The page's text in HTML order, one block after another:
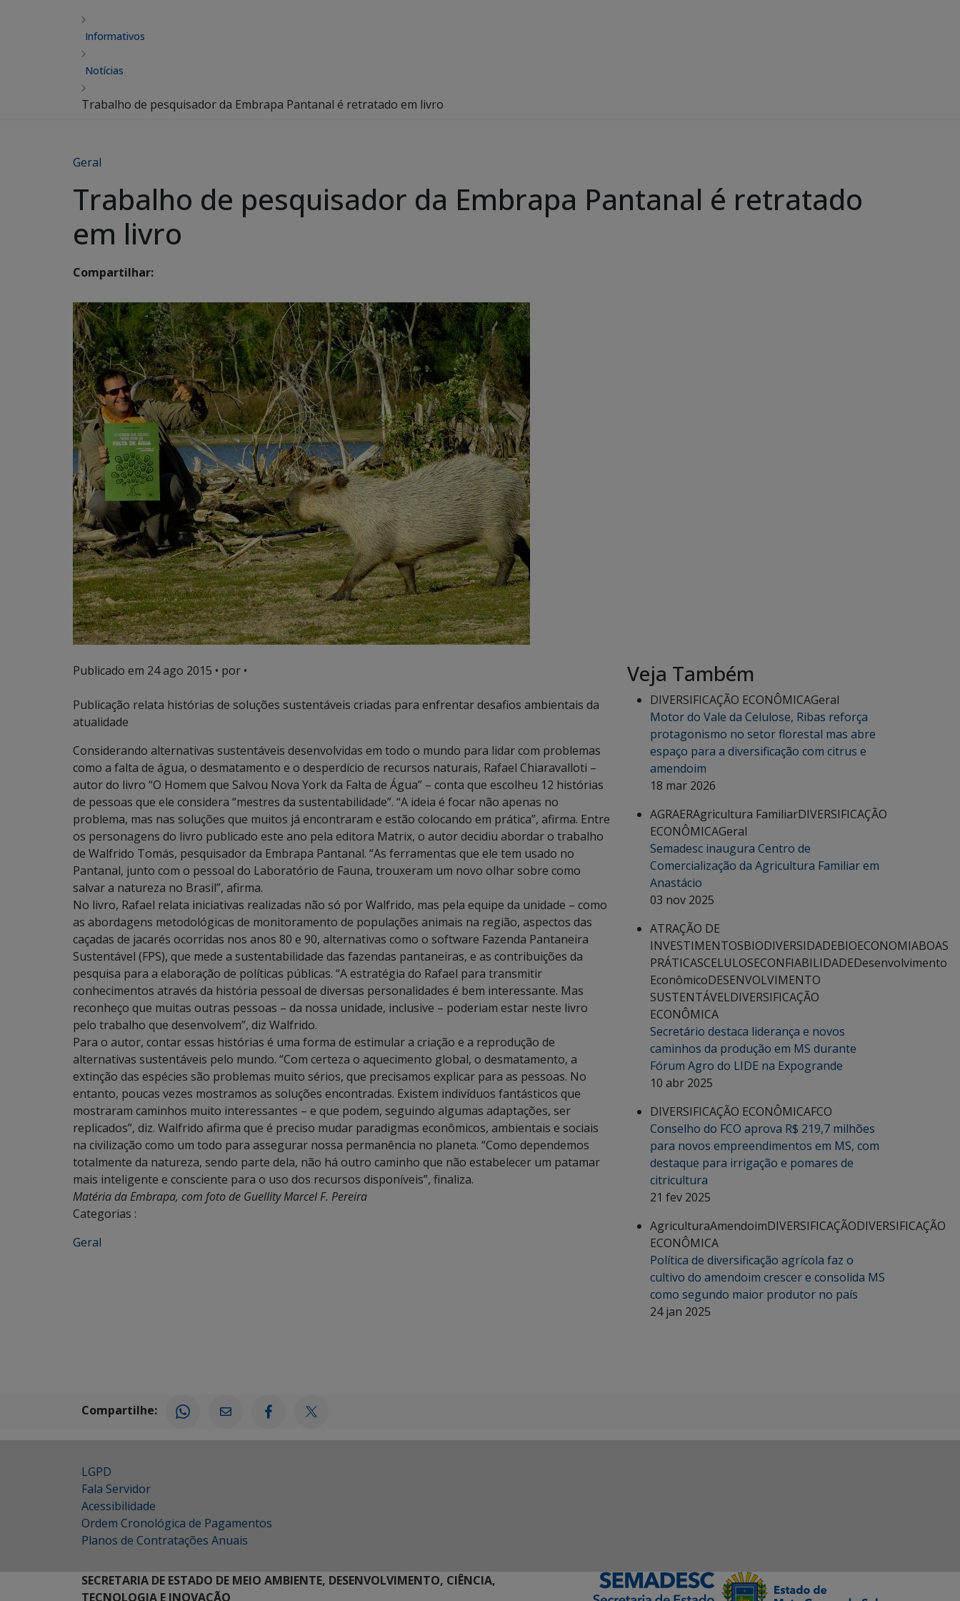
Informativos
Notícias
Trabalho de pesquisador da Embrapa Pantanal é retratado em livro
Geral
Trabalho de pesquisador da Embrapa Pantanal é retratado
em livro
Compartilhar:
Publicado em 24 ago 2015 • por •
Publicação relata histórias de soluções sustentáveis criadas para enfrentar desafios ambientais da
atualidade
Considerando alternativas sustentáveis desenvolvidas em todo o mundo para lidar com problemas
como a falta de água, o desmatamento e o desperdício de recursos naturais, Rafael Chiaravalloti –
autor do livro “O Homem que Salvou Nova York da Falta de Água” – conta que escolheu 12 histórias
de pessoas que ele considera “mestres da sustentabilidade”. “A ideia é focar não apenas no
problema, mas nas soluções que muitos já encontraram e estão colocando em prática”, afirma. Entre
os personagens do livro publicado este ano pela editora Matrix, o autor decidiu abordar o trabalho
de Walfrido Tomás, pesquisador da Embrapa Pantanal. “As ferramentas que ele tem usado no
Pantanal, junto com o pessoal do Laboratório de Fauna, trouxeram um novo olhar sobre como
salvar a natureza no Brasil”, afirma.
No livro, Rafael relata iniciativas realizadas não só por Walfrido, mas pela equipe da unidade – como
as abordagens metodológicas de monitoramento de populações animais na região, aspectos das
caçadas de jacarés ocorridas nos anos 80 e 90, alternativas como o software Fazenda Pantaneira
Sustentável (FPS), que mede a sustentabilidade das fazendas pantaneiras, e as contribuições da
pesquisa para a elaboração de políticas públicas. “A estratégia do Rafael para transmitir
conhecimentos através da história pessoal de diversas personalidades é bem interessante. Mas
reconheço que muitas outras pessoas – da nossa unidade, inclusive – poderiam estar neste livro
pelo trabalho que desenvolvem”, diz Walfrido.
Para o autor, contar essas histórias é uma forma de estimular a criação e a reprodução de
alternativas sustentáveis pelo mundo. “Com certeza o aquecimento global, o desmatamento, a
extinção das espécies são problemas muito sérios, que precisamos explicar para as pessoas. No
entanto, poucas vezes mostramos as soluções encontradas. Existem indivíduos fantásticos que
mostraram caminhos muito interessantes – e que podem, seguindo algumas adaptações, ser
replicados”, diz. Walfrido afirma que é preciso mudar paradigmas econômicos, ambientais e sociais
na civilização como um todo para assegurar nossa permanência no planeta. “Como dependemos
totalmente da natureza, sendo parte dela, não há outro caminho que não estabelecer um patamar
mais inteligente e consciente para o uso dos recursos disponíveis”, finaliza.
Matéria da Embrapa, com foto de Guellity Marcel F. Pereira
Categorias :
Geral
Veja Também
DIVERSIFICAÇÃO ECONÔMICAGeral
Motor do Vale da Celulose, Ribas reforça
protagonismo no setor florestal mas abre
espaço para a diversificação com citrus e
amendoim
18 mar 2026
AGRAERAgricultura FamiliarDIVERSIFICAÇÃO
ECONÔMICAGeral
Semadesc inaugura Centro de
Comercialização da Agricultura Familiar em
Anastácio
03 nov 2025
ATRAÇÃO DE
INVESTIMENTOSBIODIVERSIDADEBIOECONOMIABOAS
PRÁTICASCELULOSECONFIABILIDADEDesenvolvimento
EconômicoDESENVOLVIMENTO
SUSTENTÁVELDIVERSIFICAÇÃO
ECONÔMICA
Secretário destaca liderança e novos
caminhos da produção em MS durante
Fórum Agro do LIDE na Expogrande
10 abr 2025
DIVERSIFICAÇÃO ECONÔMICAFCO
Conselho do FCO aprova R$ 219,7 milhões
para novos empreendimentos em MS, com
destaque para irrigação e pomares de
citricultura
21 fev 2025
AgriculturaAmendoimDIVERSIFICAÇÃODIVERSIFICAÇÃO
ECONÔMICA
Política de diversificação agrícola faz o
cultivo do amendoim crescer e consolida MS
como segundo maior produtor no país
24 jan 2025
Compartilhe:
LGPD
Fala Servidor
Acessibilidade
Ordem Cronológica de Pagamentos
Planos de Contratações Anuais
SECRETARIA DE ESTADO DE MEIO AMBIENTE, DESENVOLVIMENTO, CIÊNCIA,
TECNOLOGIA E INOVAÇÃO